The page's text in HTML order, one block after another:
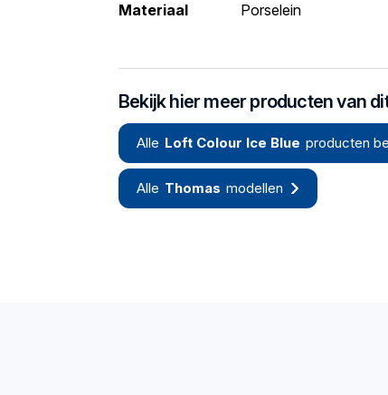
Materiaal
Porselein
Bekijk hier meer producten van
Alle Loft Colour Ice Blue producten
Alle Thomas modellen